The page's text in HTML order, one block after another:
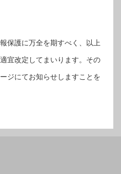
保護に万全を期すべく、以上
宜改定してまいります。その
ジにてお知らせしますことを